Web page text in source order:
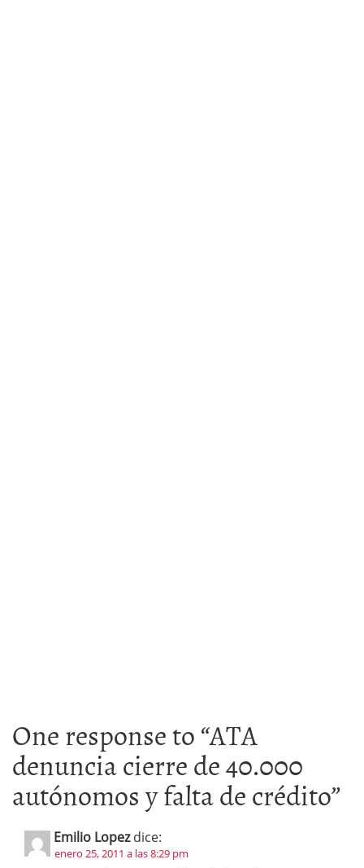
One response to “ATA
denuncia cierre de 40.000
autónomos y falta de crédito”
Emilio Lopez dice:
enero 25, 2011 a las 8:29 pm